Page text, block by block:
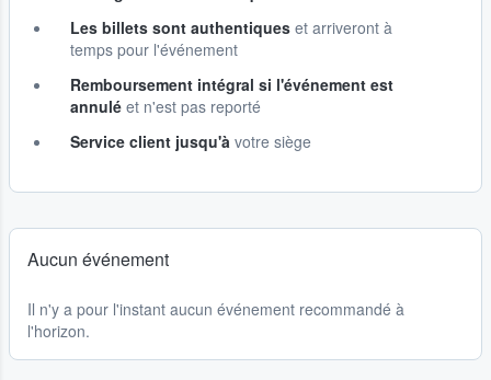
Les billets sont authentiques et arriveront à
temps pour l'événement
Remboursement intégral si l'événement est
annulé et n'est pas reporté
Service client jusqu'à votre siège
Aucun événement
Il n'y a pour l'instant aucun événement recommandé à
l'horizon.